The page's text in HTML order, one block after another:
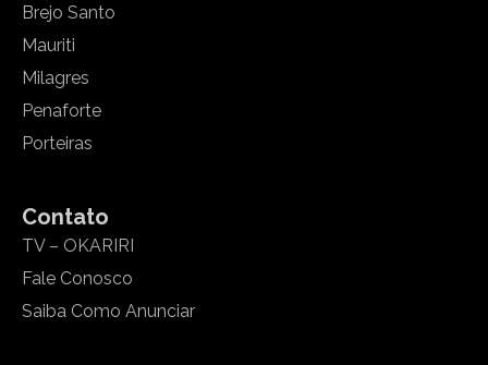
Brejo Santo
Mauriti
Milagres
Penaforte
Porteiras
Contato
TV – OKARIRI
Fale Conosco
Saiba Como Anunciar